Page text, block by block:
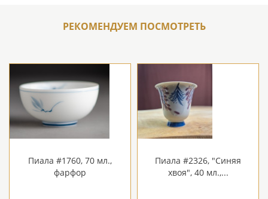
РЕКОМЕНДУЕМ ПОСМОТРЕТЬ
Пиала #1760, 70 мл.,
фарфор
Пиала #2326, "Синяя
хвоя", 40 мл.,...